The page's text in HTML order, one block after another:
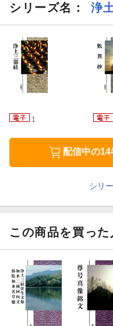
シリーズ名： 浄
1
配信中の14
シリ
この商品を買っ